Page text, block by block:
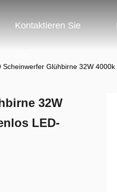
Kontaktieren Sie
Scheinwerfer Glühbirne 32W
32W
LED-